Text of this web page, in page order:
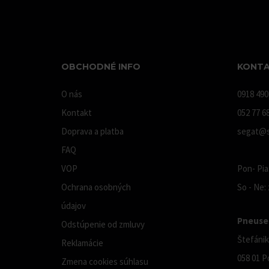
OBCHODNÉ INFO
O nás
Kontakt
Doprava a platba
FAQ
VOP
Ochrana osobných
údajov
Odstúpenie od zmluvy
Reklamácie
Zmena cookies súhlasu
0918
052 77
Pon-
So -
058 01